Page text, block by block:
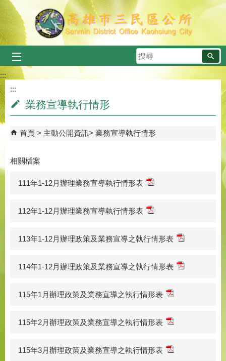
跳到主要內容區塊
搜
尋
:::
:::
業務宣導執行情形
首頁 主動公開資訊 業務宣導執行情形
相關檔案
111年1-12月辦理業務宣導執行情形表
112年1-12月辦理業務宣導執行情形表
113年1-12月辦理政策及業務宣導之執行情形表
114年1-12月辦理政策及業務宣導之執行情形表
115年1月辦理政策及業務宣導之執行情形表
115年2月辦理政策及業務宣導之執行情形表
115年3月辦理政策及業務宣導之執行情形表